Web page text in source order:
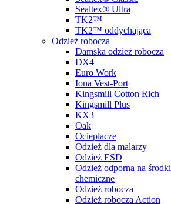
Sealtex® Ultra
TK2™
TK2™ oddychająca
Odzież robocza
Damska odzież robocza
DX4
Euro Work
Iona Vest-Port
Kingsmill Cotton Rich
Kingsmill Plus
KX3
Oak
Ocieplacze
Odzież dla malarzy
Odzież ESD
Odzież odporna na środki
chemiczne
Odzież robocza
Odzież robocza Action